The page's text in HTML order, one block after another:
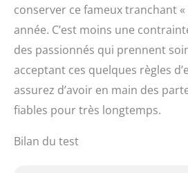
conserver ce fameux tranchant
année. C’est moins une
des passionnés qui prennent
acceptant ces quelques règles
assurez d’avoir en main des
fiables pour très longtemps.
Bilan du test